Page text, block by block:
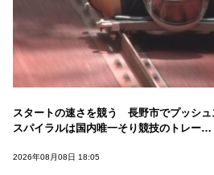
スタートの速さを競う 長野市でプッシ
スパイラルは国内唯一そり競技のトレー…
2026年08月08日 18:05